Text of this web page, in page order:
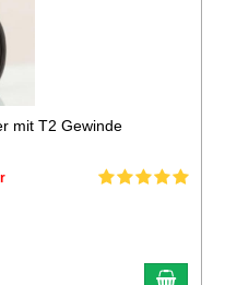
mit T2 Gewinde